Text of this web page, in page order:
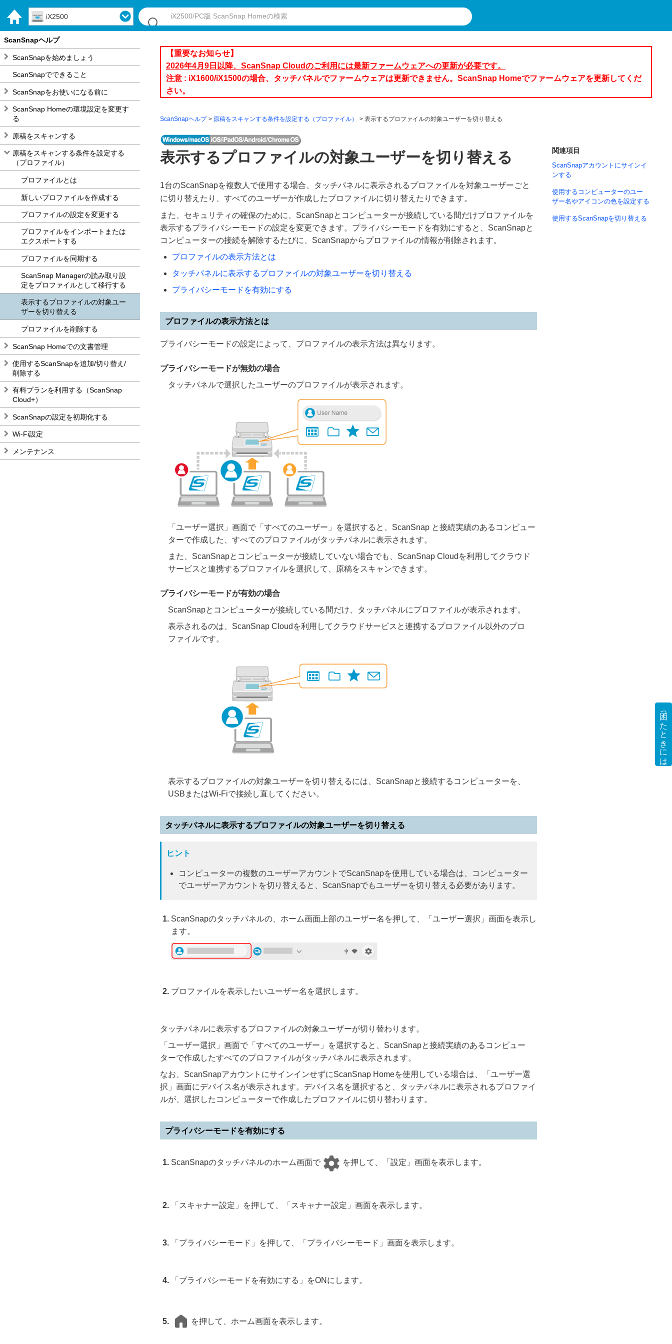
iX2500
ScanSnapヘルプ
ScanSnapを始めましょう
ScanSnapでできること
ScanSnapをお使いになる前に
ScanSnap Homeの環境設定を変更す
る
原稿をスキャンする
原稿をスキャンする条件を設定する
（プロファイル）
プロファイルとは
新しいプロファイルを作成する
プロファイルの設定を変更する
プロファイルをインポートまたは
エクスポートする
プロファイルを同期する
ScanSnap Managerの読み取り設
定をプロファイルとして移行する
表示するプロファイルの対象ユー
ザーを切り替える
プロファイルを削除する
ScanSnap Homeでの文書管理
使用するScanSnapを追加/切り替え/
削除する
有料プランを利用する（ScanSnap
Cloud+）
ScanSnapの設定を初期化する
Wi-Fi設定
メンテナンス
【重要なお知らせ】
2026年4月9日以降、ScanSnap Cloudのご利用には最新ファームウェアへの更新が必要です。
注意 : iX1600/iX1500の場合、タッチパネルでファームウェアは更新できません。ScanSnap Homeでファームウェアを更新してくだ
さい。
ScanSnapヘルプ 原稿をスキャンする条件を設定する（プロファイル） 表示するプロファイルの対象ユーザーを切り替える
表示するプロファイルの対象ユーザーを切り替える
1台のScanSnapを複数人で使用する場合、タッチパネルに表示されるプロファイルを対象ユーザーごと
に切り替えたり、すべてのユーザーが作成したプロファイルに切り替えたりできます。
また、セキュリティの確保のために、ScanSnapとコンピューターが接続している間だけプロファイルを
表示するプライバシーモードの設定を変更できます。プライバシーモードを有効にすると、ScanSnapと
コンピューターの接続を解除するたびに、ScanSnapからプロファイルの情報が削除されます。
プロファイルの表示方法とは
タッチパネルに表示するプロファイルの対象ユーザーを切り替える
プライバシーモードを有効にする
プロファイルの表示方法とは
プライバシーモードの設定によって、プロファイルの表示方法は異なります。
プライバシーモードが無効の場合
タッチパネルで選択したユーザーのプロファイルが表示されます。
「ユーザー選択」画面で「すべてのユーザー」を選択すると、ScanSnap と接続実績のあるコンピュー
ターで作成した、すべてのプロファイルがタッチパネルに表示されます。
また、ScanSnapとコンピューターが接続していない場合でも、ScanSnap Cloudを利用してクラウド
サービスと連携するプロファイルを選択して、原稿をスキャンできます。
プライバシーモードが有効の場合
ScanSnapとコンピューターが接続している間だけ、タッチパネルにプロファイルが表示されます。
表示されるのは、ScanSnap Cloudを利用してクラウドサービスと連携するプロファイル以外のプロ
ファイルです。
表示するプロファイルの対象ユーザーを切り替えるには、ScanSnapと接続するコンピューターを、
USBまたはWi-Fiで接続し直してください。
タッチパネルに表示するプロファイルの対象ユーザーを切り替える
ヒント
コンピューターの複数のユーザーアカウントでScanSnapを使用している場合は、コンピューター
でユーザーアカウントを切り替えると、ScanSnapでもユーザーを切り替える必要があります。
ScanSnapのタッチパネルの、ホーム画面上部のユーザー名を押して、「ユーザー選択」画面を表示し
ます。
プロファイルを表示したいユーザー名を選択します。
タッチパネルに表示するプロファイルの対象ユーザーが切り替わります。
「ユーザー選択」画面で「すべてのユーザー」を選択すると、ScanSnapと接続実績のあるコンピュー
ターで作成したすべてのプロファイルがタッチパネルに表示されます。
なお、ScanSnapアカウントにサインインせずにScanSnap Homeを使用している場合は、「ユーザー選
択」画面にデバイス名が表示されます。デバイス名を選択すると、タッチパネルに表示されるプロファイ
ルが、選択したコンピューターで作成したプロファイルに切り替わります。
プライバシーモードを有効にする
ScanSnapのタッチパネルのホーム画面で を押して、「設定」画面を表示します。
「スキャナー設定」を押して、「スキャナー設定」画面を表示します。
「プライバシーモード」を押して、「プライバシーモード」画面を表示します。
「プライバシーモードを有効にする」をONにします。
を押して、ホーム画面を表示します。
関連項目
ScanSnapアカウントにサインイ
ンする
使用するコンピューターのユー
ザー名やアイコンの色を設定する
使用するScanSnapを切り替える
困ったときには